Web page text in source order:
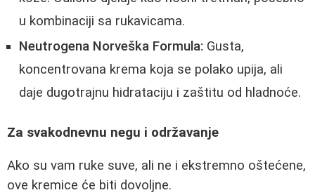
u kombinaciji sa rukavicama.
Neutrogena Norveška Formula: Gusta,
koncentrovana krema koja se polako upija, ali
daje dugotrajnu hidrataciju i zaštitu od hladnoće.
Za svakodnevnu negu i održavanje
Ako su vam ruke suve, ali ne i ekstremno oštećene,
ove kremice će biti dovoljne.